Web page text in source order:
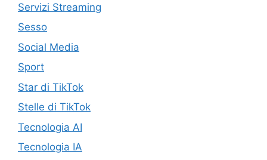
Servizi Streaming
Sesso
Social Media
Sport
Star di TikTok
Stelle di TikTok
Tecnologia AI
Tecnologia IA